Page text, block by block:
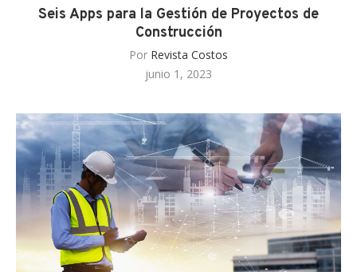
Seis Apps para la Gestión de Proyectos de
Construcción
Por Revista Costos
junio 1, 2023